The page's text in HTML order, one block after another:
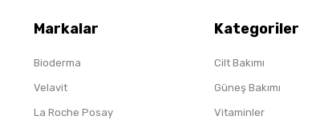
Markalar
Bioderma
Velavit
La Roche Posay
Kategoriler
Cilt Bakımı
Güneş Bakımı
Vitaminler